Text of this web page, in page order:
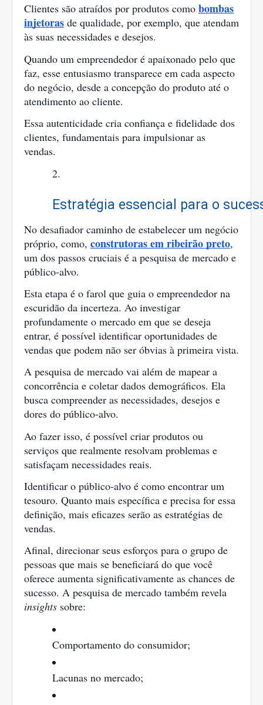
Clientes são atraídos por produtos como bombas
injetoras de qualidade, por exemplo, que atendam
às suas necessidades e desejos.
Quando um empreendedor é apaixonado pelo que
faz, esse entusiasmo transparece em cada aspecto
do negócio, desde a concepção do produto até o
atendimento ao cliente.
Essa autenticidade cria confiança e fidelidade dos
clientes, fundamentais para impulsionar as
vendas.
Estratégia essencial para o
No desafiador caminho de estabelecer um negócio
próprio, como, construtoras em ribeirão preto,
um dos passos cruciais é a pesquisa de mercado e
público-alvo.
Esta etapa é o farol que guia o empreendedor na
escuridão da incerteza. Ao investigar
profundamente o mercado em que se deseja
entrar, é possível identificar oportunidades de
vendas que podem não ser óbvias à primeira vista.
A pesquisa de mercado vai além de mapear a
concorrência e coletar dados demográficos. Ela
busca compreender as necessidades, desejos e
dores do público-alvo.
Ao fazer isso, é possível criar produtos ou
serviços que realmente resolvam problemas e
satisfaçam necessidades reais.
Identificar o público-alvo é como encontrar um
tesouro. Quanto mais específica e precisa for essa
definição, mais eficazes serão as estratégias de
vendas.
Afinal, direcionar seus esforços para o grupo de
pessoas que mais se beneficiará do que você
oferece aumenta significativamente as chances de
sucesso. A pesquisa de mercado também revela
insights sobre:
Comportamento do consumidor;
Lacunas no mercado;